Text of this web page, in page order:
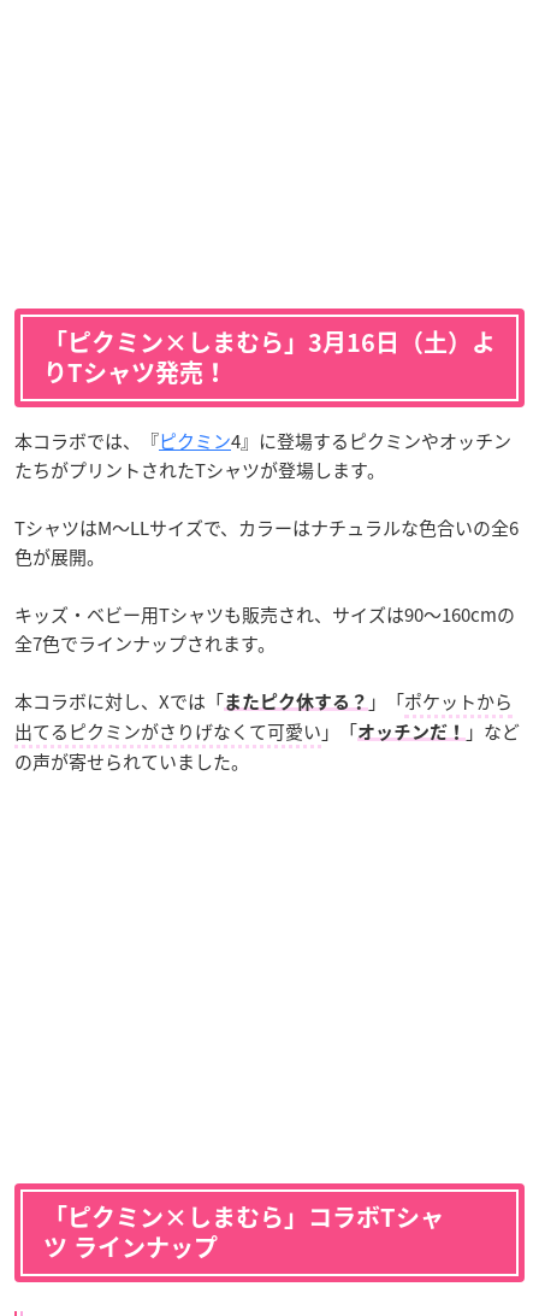
「ピクミン×しまむら」3月16日（土）よ
りTシャツ発売！
本コラボでは、『ピクミン4』に登場するピクミンやオッチン
たちがプリントされたTシャツが登場します。
TシャツはM～LLサイズで、カラーはナチュラルな色合いの全6
色が展開。
キッズ・ベビー用Tシャツも販売され、サイズは90～160cmの
全7色でラインナップされます。
本コラボに対し、Xでは「またピク休する？ 」「ポケットから
出てるピクミンがさりげなくて可愛い 」「オッチンだ！
」など
の声が寄せられていました。
「ピクミン×しまむら」コラボTシャ
ツ ラインナップ